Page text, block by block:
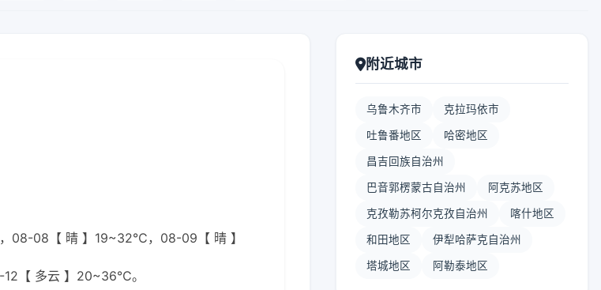
08-08【 晴 】19~32℃，08-09【 晴 】
【 多云 】20~36℃。
附近城市
乌鲁木齐市 克拉玛依市
吐鲁番地区 哈密地区
昌吉回族自治州
巴音郭楞蒙古自治州 阿克苏地区
克孜勒苏柯尔克孜自治州 喀什地区
和田地区 伊犁哈萨克自治州
塔城地区 阿勒泰地区